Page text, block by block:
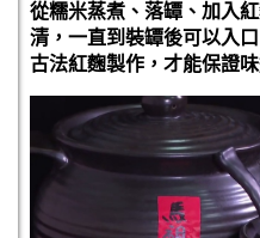
從糯米蒸煮、落罈、加入
清，一直到裝罈後可以入
古法紅麴製作，才能保證